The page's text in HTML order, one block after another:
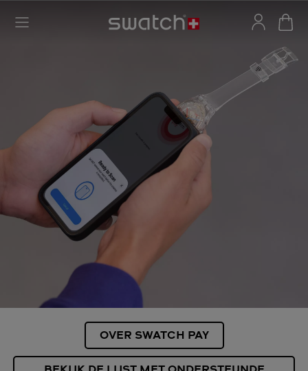
OVER SWATCH PAY